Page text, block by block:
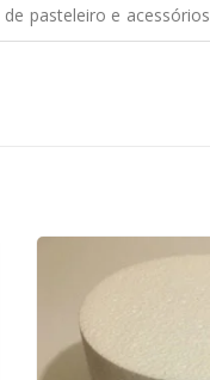
de pasteleiro e acessórios